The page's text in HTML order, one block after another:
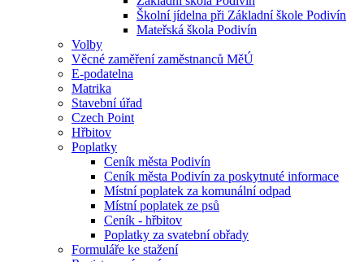
Školní jídelna při Základní škole Podivín
Mateřská škola Podivín
Volby
Věcné zaměření zaměstnanců MěÚ
E-podatelna
Matrika
Stavební úřad
Czech Point
Hřbitov
Poplatky
Ceník města Podivín
Ceník města Podivín za poskytnuté informace
Místní poplatek za komunální odpad
Místní poplatek ze psů
Ceník - hřbitov
Poplatky za svatební obřady
Formuláře ke stažení